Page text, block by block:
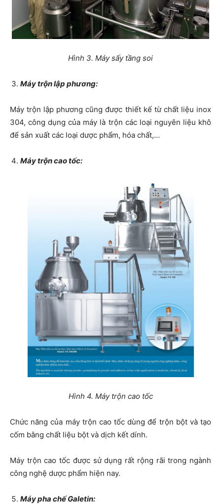
Hình 3. Máy sấy tầng soi
Máy trộn lập phương:
Máy trộn lập phương cũng được thiết kế từ chất liệu inox
304, công dụng của máy là trộn các loại nguyên liệu khô
để sản xuất các loại dược phẩm, hóa chất,…
Máy trộn cao tốc:
Hình 4. Máy trộn cao tốc
Chức năng của máy trộn cao tốc dùng để trộn bột và tạo
cốm bằng chất liệu bột và dịch kết dính.
Máy trộn cao tốc được sử dụng rất rộng rãi trong ngành
công nghệ dược phẩm hiện nay.
Máy pha chế Galetin: